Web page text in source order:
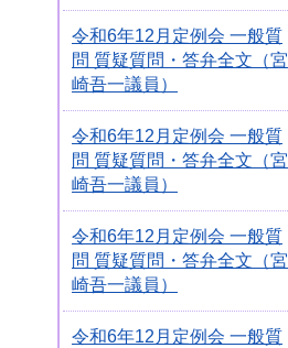
令和6年12月定例会 一般質
問 質疑質問・答弁全文（宮
崎吾一議員）
令和6年12月定例会 一般質
問 質疑質問・答弁全文（宮
崎吾一議員）
令和6年12月定例会 一般質
問 質疑質問・答弁全文（宮
崎吾一議員）
令和6年12月定例会 一般質